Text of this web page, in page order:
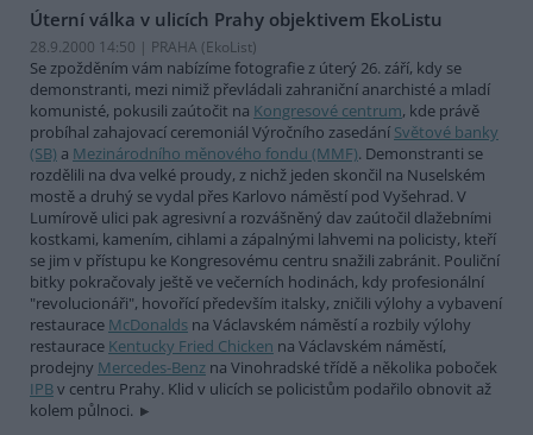
Úterní válka v ulicích Prahy objektivem EkoListu
28.9.2000 14:50 | PRAHA (EkoList)
Se zpožděním vám nabízíme fotografie z úterý 26. září, kdy se
demonstranti, mezi nimiž převládali zahraniční anarchisté a mladí
komunisté, pokusili zaútočit na Kongresové centrum, kde právě
probíhal zahajovací ceremoniál Výročního zasedání Světové banky
(SB) a Mezinárodního měnového fondu (MMF). Demonstranti se
rozdělili na dva velké proudy, z nichž jeden skončil na Nuselském
mostě a druhý se vydal přes Karlovo náměstí pod Vyšehrad. V
Lumírově ulici pak agresivní a rozvášněný dav zaútočil dlažebními
kostkami, kamením, cihlami a zápalnými lahvemi na policisty, kteří
se jim v přístupu ke Kongresovému centru snažili zabránit. Pouliční
bitky pokračovaly ještě ve večerních hodinách, kdy profesionální
"revolucionáři", hovořící především italsky, zničili výlohy a vybavení
restaurace McDonalds na Václavském náměstí a rozbily výlohy
restaurace Kentucky Fried Chicken na Václavském náměstí,
prodejny Mercedes-Benz na Vinohradské třídě a několika poboček
IPBv centru Prahy. Klid v ulicích se policistům podařilo obnovit až
kolem půlnoci.